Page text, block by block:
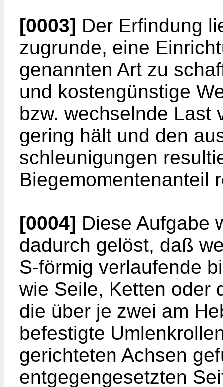
[0003] Der Erfindung
zugrunde, eine
genannten Art zu
und kostengünstige
bzw. wechselnde Last
gering hält und den
schleunigungen
Biegemomentenanteil
[0004] Diese Aufgabe
dadurch gelöst, daß
S-förmig verlaufende
wie Seile, Ketten oder
die über je zwei am
befestigte
gerichteten Achsen
entgegengesetzten